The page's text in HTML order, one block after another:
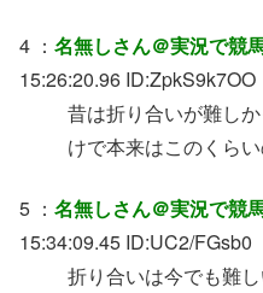
4 ： 名無しさん＠実況で競
15:26:20.96 ID:ZpkS9k7OO
昔は折り合いが難し
けで本来はこのくらい
5 ： 名無しさん＠実況で競
15:34:09.45 ID:UC2/FGsb0
折り合いは今でも難